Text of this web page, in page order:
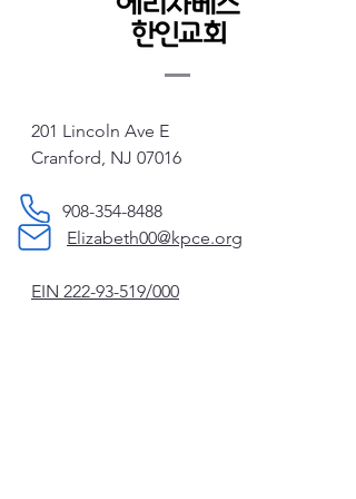
201 Lincoln Ave E
Cranford, NJ 07016
908-354-8488
Elizabeth00@kpce.org
EIN 222-93-519/000